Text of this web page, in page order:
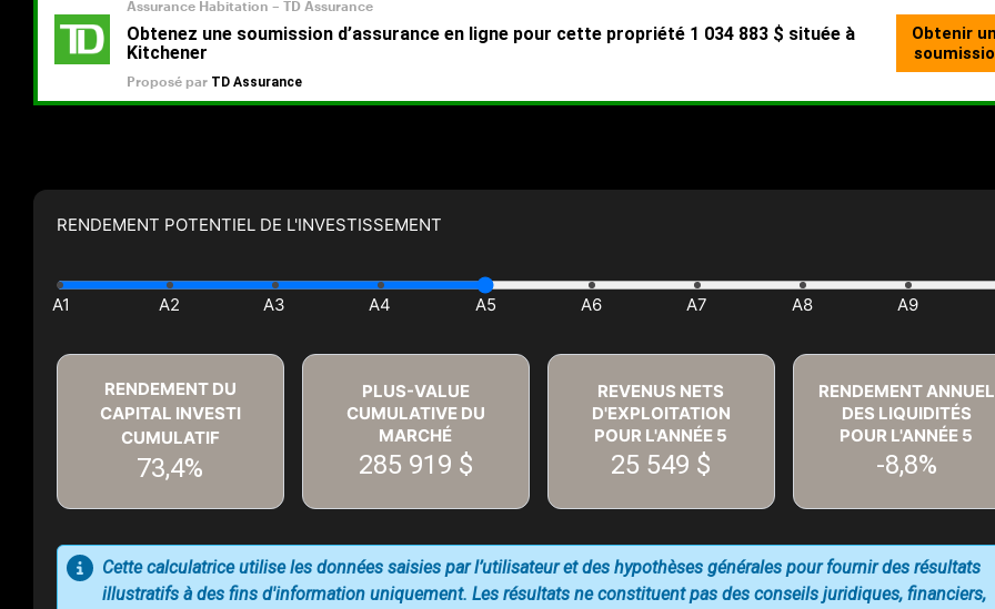
RENDEMENT POTENTIEL DE L'INVESTISSEMENT
RENDEMENT DU
CAPITAL INVESTI
CUMULATIF
73,4%
PLUS-VALUE
CUMULATIVE DU
MARCHÉ
285 919 $
REVENUS NETS
D'EXPLOITATION
POUR L'ANNÉE 5
25 549 $
RENDEMENT ANNUEL
DES LIQUIDITÉS
POUR L'ANNÉE 5
-8,8%
Cette calculatrice utilise les données saisies par l’utilisateur et des hypothèses générales pour fournir des résultats
illustratifs à des fins d'information uniquement. Les résultats ne constituent pas des conseils juridiques, financiers,